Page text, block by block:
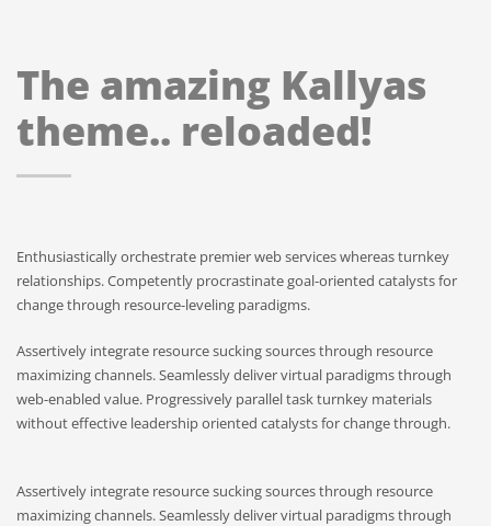
The amazing Kallyas
theme.. reloaded!
Enthusiastically orchestrate premier web services whereas turnkey
relationships. Competently procrastinate goal-oriented catalysts for
change through resource-leveling paradigms.
Assertively integrate resource sucking sources through resource
maximizing channels. Seamlessly deliver virtual paradigms through
web-enabled value. Progressively parallel task turnkey materials
without effective leadership oriented catalysts for change through.
Assertively integrate resource sucking sources through resource
maximizing channels. Seamlessly deliver virtual paradigms through